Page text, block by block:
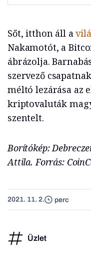
Sőt, itthon áll a
Nakamotót, a
ábrázolja.
szervező
méltó lezárása az
kriptovaluták
szentelt.
Borítókép:
Attila. Forrás:
2021. 11. 2. perc
Üzlet